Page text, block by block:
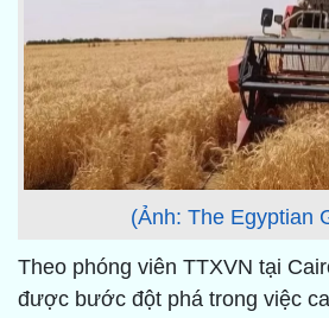
(Ảnh: The Egyptian
Theo phóng viên TTXVN tại
được bước đột phá trong việc